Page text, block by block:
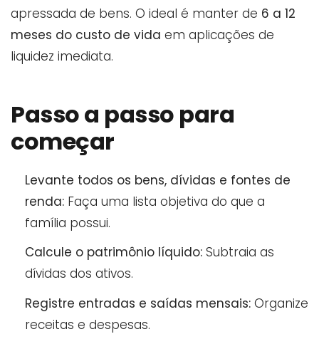
apressada de bens. O ideal é manter de 6 a 12
meses do custo de vida em aplicações de
liquidez imediata.
Passo a passo para
começar
Levante todos os bens, dívidas e fontes de
renda: Faça uma lista objetiva do que a
família possui.
Calcule o patrimônio líquido: Subtraia as
dívidas dos ativos.
Registre entradas e saídas mensais: Organize
receitas e despesas.